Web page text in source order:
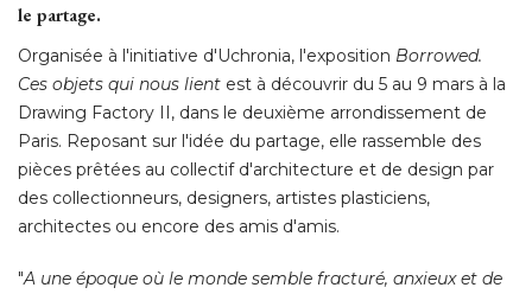
le partage.
Organisée à l'initiative d'Uchronia, l'exposition Borrowed.
Ces objets qui nous lient est à découvrir du 5 au 9 mars à la
Drawing Factory II, dans le deuxième arrondissement de
Paris. Reposant sur l'idée du partage, elle rassemble des
pièces prêtées au collectif d'architecture et de design par
des collectionneurs, designers, artistes plasticiens,
architectes ou encore des amis d'amis.
"A une époque où le monde semble fracturé, anxieux et de